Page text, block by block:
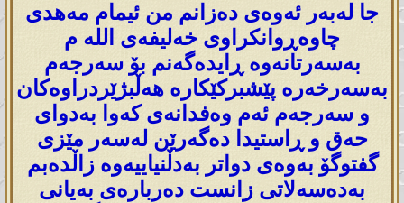
جا لەبەر ئەوەی دەزانم من ئیمام مەھدی
چاوەڕوانکراوی خەلیفەی اللە م
بەسەرتانەوە ڕایدەگەنم بۆ سەرجەم
بەسەرخەرە پێشبرکێکارە ھەڵبژێردراوەکان
و سەرجەم ئەم وەفدانەی کەوا بەدوای
حەق و ڕاستیدا دەگەرێن لەسەر مێزی
گفتوگۆ بەوەی دواتر بەدڵنیاییەوە زاڵدەبم
بەدەسەلاتی زانست دەربارەی بەیانی